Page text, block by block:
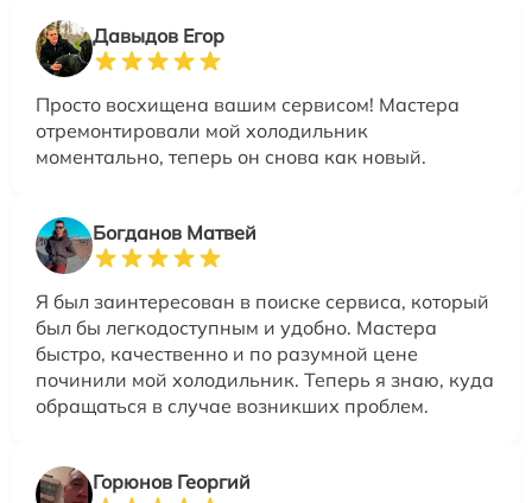
Давыдов Егор
Просто восхищена вашим сервисом! Мастера
отремонтировали мой холодильник
моментально, теперь он снова как новый.
Богданов Матвей
Я был заинтересован в поиске сервиса, который
был бы легкодоступным и удобно. Мастера
быстро, качественно и по разумной цене
починили мой холодильник. Теперь я знаю, куда
обращаться в случае возникших проблем.
Горюнов Георгий